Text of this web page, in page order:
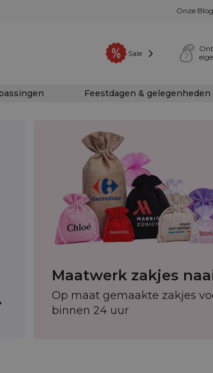
Onze Blog
Sale
Feestdagen & gelegenheden
Maatwerk zakjes
Op maat gemaakte zakjes
binnen 24 uur